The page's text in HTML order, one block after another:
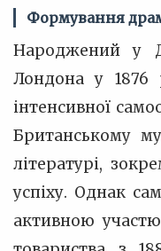
Формування
Народжений у
Лондона у 1876
інтенсивної
Британському
літературі,
успіху. Однак
активною